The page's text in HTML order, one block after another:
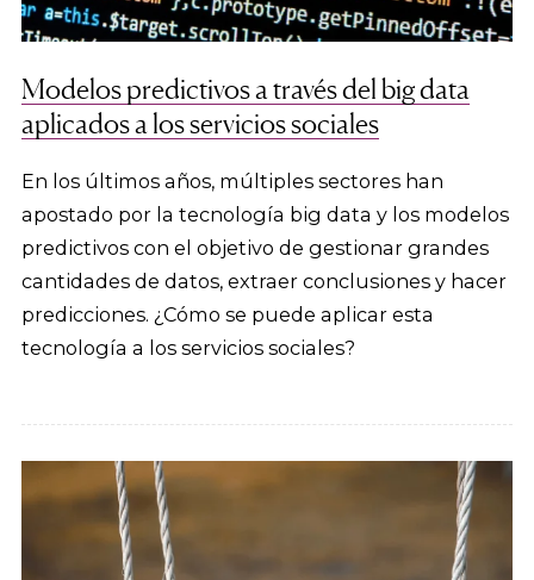
Modelos predictivos a través del big data
aplicados a los servicios sociales
En los últimos años, múltiples sectores han
apostado por la tecnología big data y los modelos
predictivos con el objetivo de gestionar grandes
cantidades de datos, extraer conclusiones y hacer
predicciones. ¿Cómo se puede aplicar esta
tecnología a los servicios sociales?